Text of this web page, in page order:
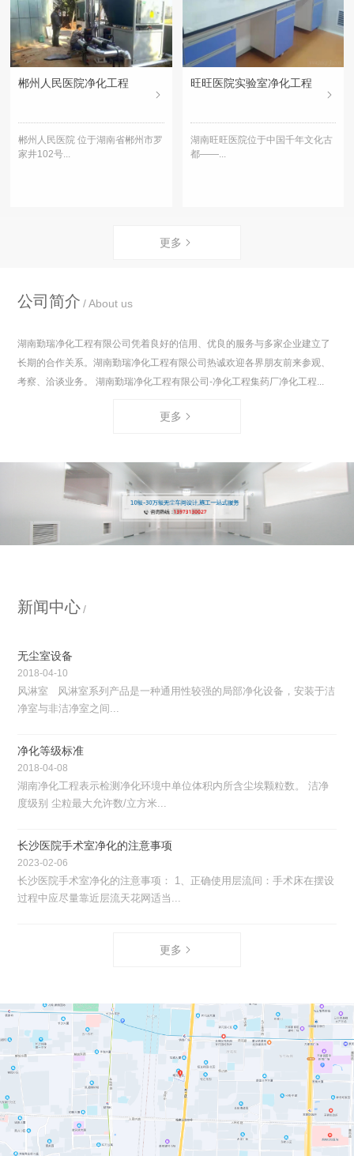
郴州人民医院净化工程
郴州人民医院 位于湖南省郴州市罗
家井102号...
旺旺医院实验室净化工程
湖南旺旺医院位于中国千年文化古
都——...
更多
公司简介 About us
湖南勤瑞净化工程有限公司凭着良好的信用、优良的服务与多家企业建立了
长期的合作关系。湖南勤瑞净化工程有限公司热诚欢迎各界朋友前来参观、
考察、洽谈业务。 湖南勤瑞净化工程有限公司-净化工程集药厂净化工程...
更多
新闻中心
无尘室设备
2018-04-10
风淋室 风淋室系列产品是一种通用性较强的局部净化设备，安装于洁
净室与非洁净室之间...
净化等级标准
2018-04-08
湖南净化工程表示检测净化环境中单位体积内所含尘埃颗粒数。 洁净
度级别 尘粒最大允许数/立方米...
长沙医院手术室净化的注意事项
2023-02-06
长沙医院手术室净化的注意事项： 1、正确使用层流间：手术床在摆设
过程中应尽量靠近层流天花网适当...
更多